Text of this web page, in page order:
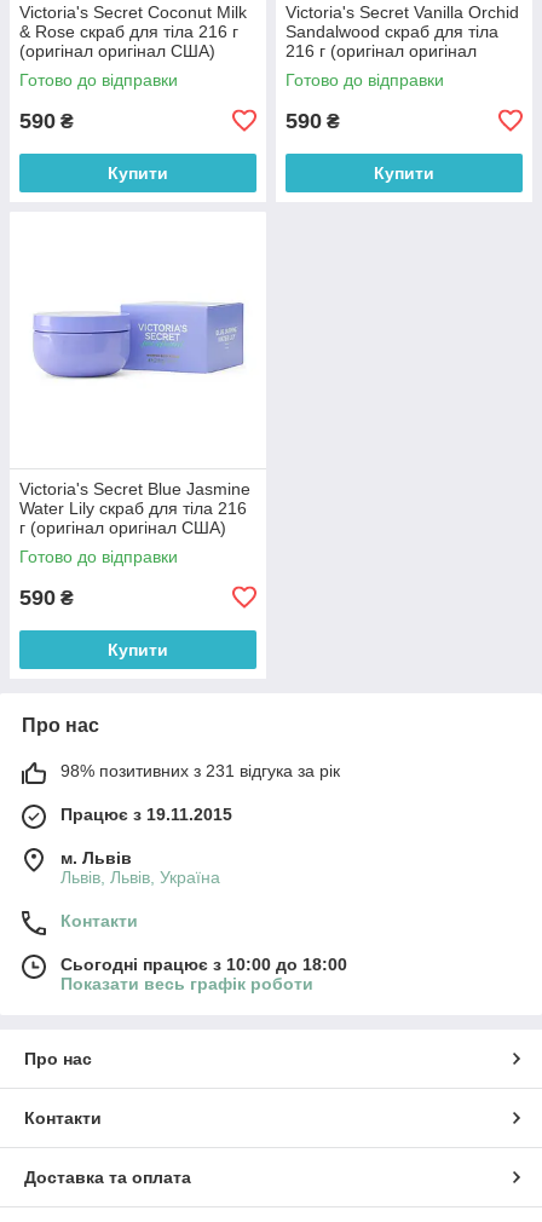
Victoria's Secret Coconut Milk
& Rose скраб для тіла 216 г
(оригінал оригінал США)
Готово до відправки
590 ₴
Купити
Victoria's Secret Vanilla Orchid
Sandalwood скраб для тіла
216 г (оригінал оригінал
США)
Готово до відправки
590 ₴
Купити
Victoria's Secret Blue Jasmine
Water Lily скраб для тіла 216
г (оригінал оригінал США)
Готово до відправки
590 ₴
Купити
Про нас
98% позитивних з 231 відгука за рік
Працює з 19.11.2015
м. Львів
Львів, Львів, Україна
Контакти
Сьогодні працює з 10:00 до 18:00
Показати весь графік роботи
Про нас
Контакти
Доставка та оплата